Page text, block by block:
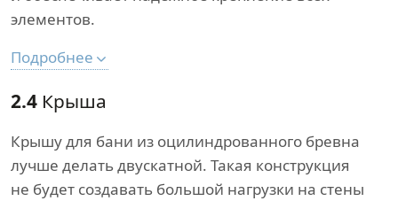
элементов.
Подробнее
2.4 Крыша
Крышу для бани из оцилиндрованного бревна
лучше делать двускатной. Такая конструкция
не будет создавать большой нагрузки на стены